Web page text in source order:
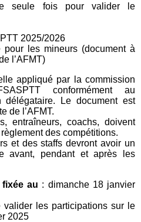
seule fois pour valider le
2025/2026
pour les mineurs (document à
l’AFMT)
appliqué par la commission
conformément au
délégataire. Le document est
de l’AFMT.
entraîneurs, coachs, doivent
des compétitions.
et des staffs devront avoir un
avant, pendant et après les
au : dimanche 18 janvier
les participations sur le
2025